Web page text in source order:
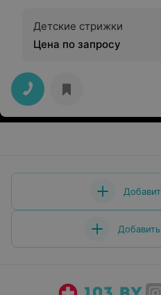
Детские стрижки
Цена по запросу